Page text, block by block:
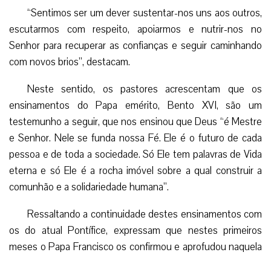
“Sentimos ser um dever sustentar-nos uns aos outros,
escutarmos com respeito, apoiarmos e nutrir-nos no
Senhor para recuperar as confianças e seguir caminhando
com novos brios”, destacam.
Neste sentido, os pastores acrescentam que os
ensinamentos do Papa emérito, Bento XVI, são um
testemunho a seguir, que nos ensinou que Deus “é Mestre
e Senhor. Nele se funda nossa Fé. Ele é o futuro de cada
pessoa e de toda a sociedade. Só Ele tem palavras de Vida
eterna e só Ele é a rocha imóvel sobre a qual construir a
comunhão e a solidariedade humana”.
Ressaltando a continuidade destes ensinamentos com
os do atual Pontífice, expressam que nestes primeiros
meses o Papa Francisco os confirmou e aprofudou naquela